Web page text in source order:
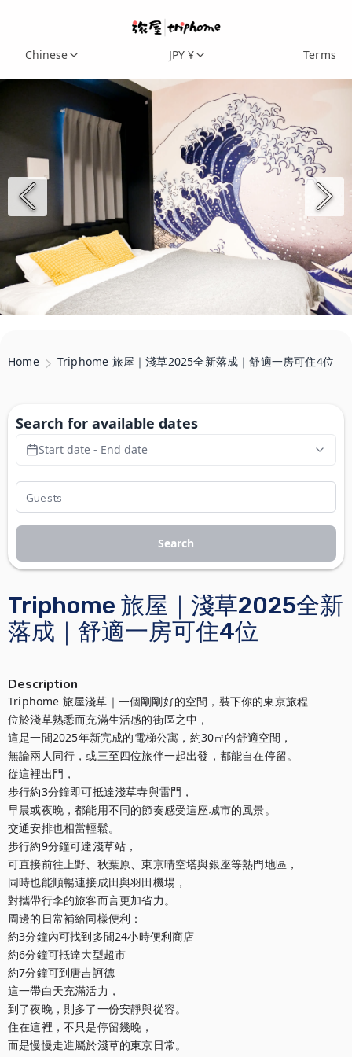
Chinese JPY ¥ Terms
Home Triphome 旅屋｜淺草2025全新落成｜舒適一房可住4位
Triphome 旅屋｜淺草2025全新
落成｜舒適一房可住4位
Description
Triphome 旅屋淺草｜一個剛剛好的空間，裝下你的東京旅程
位於淺草熟悉而充滿生活感的街區之中，
這是一間2025年新完成的電梯公寓，約30㎡的舒適空間，
無論兩人同行，或三至四位旅伴一起出發，都能自在停留。
從這裡出門，
步行約3分鐘即可抵達淺草寺與雷門，
早晨或夜晚，都能用不同的節奏感受這座城市的風景。
交通安排也相當輕鬆。
步行約9分鐘可達淺草站，
可直接前往上野、秋葉原、東京晴空塔與銀座等熱門地區，
同時也能順暢連接成田與羽田機場，
對攜帶行李的旅客而言更加省力。
周邊的日常補給同樣便利：
約3分鐘內可找到多間24小時便利商店
約6分鐘可抵達大型超市
約7分鐘可到唐吉訶德
這一帶白天充滿活力，
到了夜晚，則多了一份安靜與從容。
住在這裡，不只是停留幾晚，
而是慢慢走進屬於淺草的東京日常。
Search for available dates
Start date - End date
Search